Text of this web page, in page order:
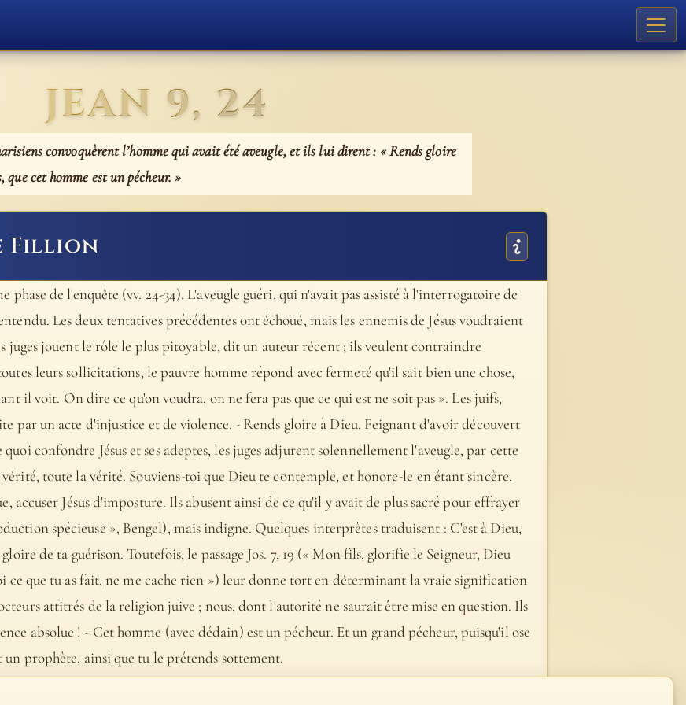
JEAN 9, 24
convoquèrent l’homme qui avait été aveugle, et ils lui dirent : « Rends gloire
que cet homme est un pécheur. »
Fillion
de l'enquête (vv. 24-34). L'aveugle guéri, qui n'avait pas assisté à l'interrogatoire de
Les deux tentatives précédentes ont échoué, mais les ennemis de Jésus voudraient
juges jouent le rôle le plus pitoyable, dit un auteur récent ; ils veulent contraindre
leurs sollicitations, le pauvre homme répond avec fermeté qu'il sait bien une chose,
il voit. On dire ce qu'on voudra, on ne fera pas que ce qui est ne soit pas ». Les juifs,
par un acte d'injustice et de violence. - Rends gloire à Dieu. Feignant d'avoir découvert
confondre Jésus et ses adeptes, les juges adjurent solennellement l'aveugle, par cette
toute la vérité. Souviens-toi que Dieu te contemple, et honore-le en étant sincère.
accuser Jésus d'imposture. Ils abusent ainsi de ce qu'il y avait de plus sacré pour effrayer
spécieuse », Bengel), mais indigne. Quelques interprètes traduisent : C'est à Dieu,
de ta guérison. Toutefois, le passage Jos. 7, 19 (« Mon fils, glorifie le Seigneur, Dieu
ce que tu as fait, ne me cache rien ») leur donne tort en déterminant la vraie signification
attitrés de la religion juive ; nous, dont l'autorité ne saurait être mise en question. Ils
absolue ! - Cet homme (avec dédain) est un pécheur. Et un grand pécheur, puisqu'il ose
prophète, ainsi que tu le prétends sottement.